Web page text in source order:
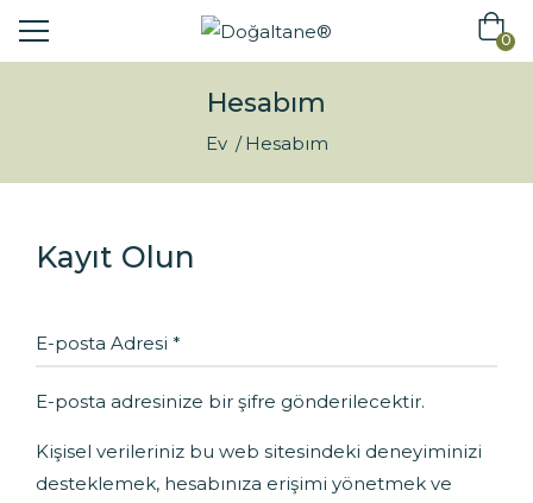
0
Hesabım
Ev Hesabım
Kayıt Olun
E-posta adresinize bir şifre gönderilecektir.
Kişisel verileriniz bu web sitesindeki deneyiminizi
desteklemek, hesabınıza erişimi yönetmek ve